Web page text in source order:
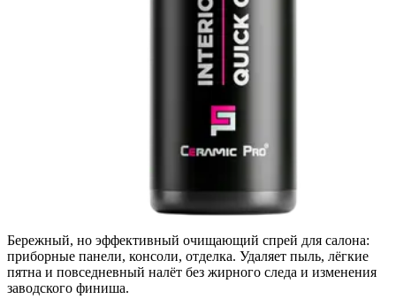
Бережный, но эффективный очищающий спрей для салона:
приборные панели, консоли, отделка. Удаляет пыль, лёгкие
пятна и повседневный налёт без жирного следа и изменения
заводского финиша.